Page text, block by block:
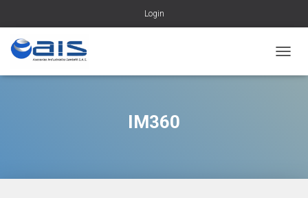
Login
IM360